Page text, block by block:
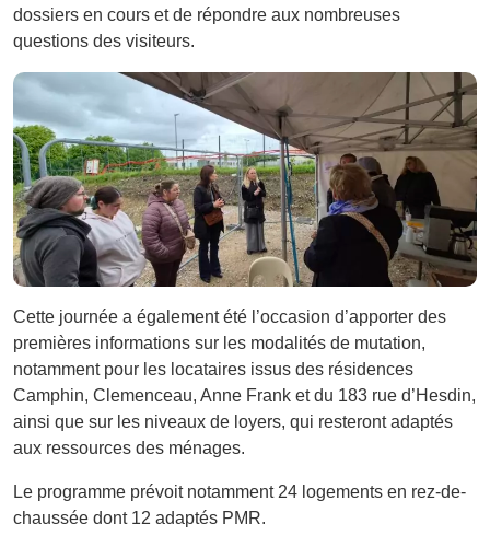
dossiers en cours et de répondre aux nombreuses
questions des visiteurs.
Cette journée a également été l’occasion d’apporter des
premières informations sur les modalités de mutation,
notamment pour les locataires issus des résidences
Camphin, Clemenceau, Anne Frank et du 183 rue d’Hesdin,
ainsi que sur les niveaux de loyers, qui resteront adaptés
aux ressources des ménages.
Le programme prévoit notamment 24 logements en rez-de-
chaussée dont 12 adaptés PMR.